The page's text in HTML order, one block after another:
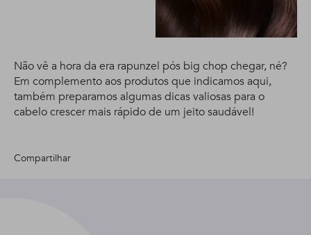
Não vê a hora da era rapunzel pós big chop chegar, né?
Em complemento aos produtos que indicamos aqui,
também preparamos algumas dicas valiosas para o
cabelo crescer mais rápido de um jeito saudável!
Compartilhar